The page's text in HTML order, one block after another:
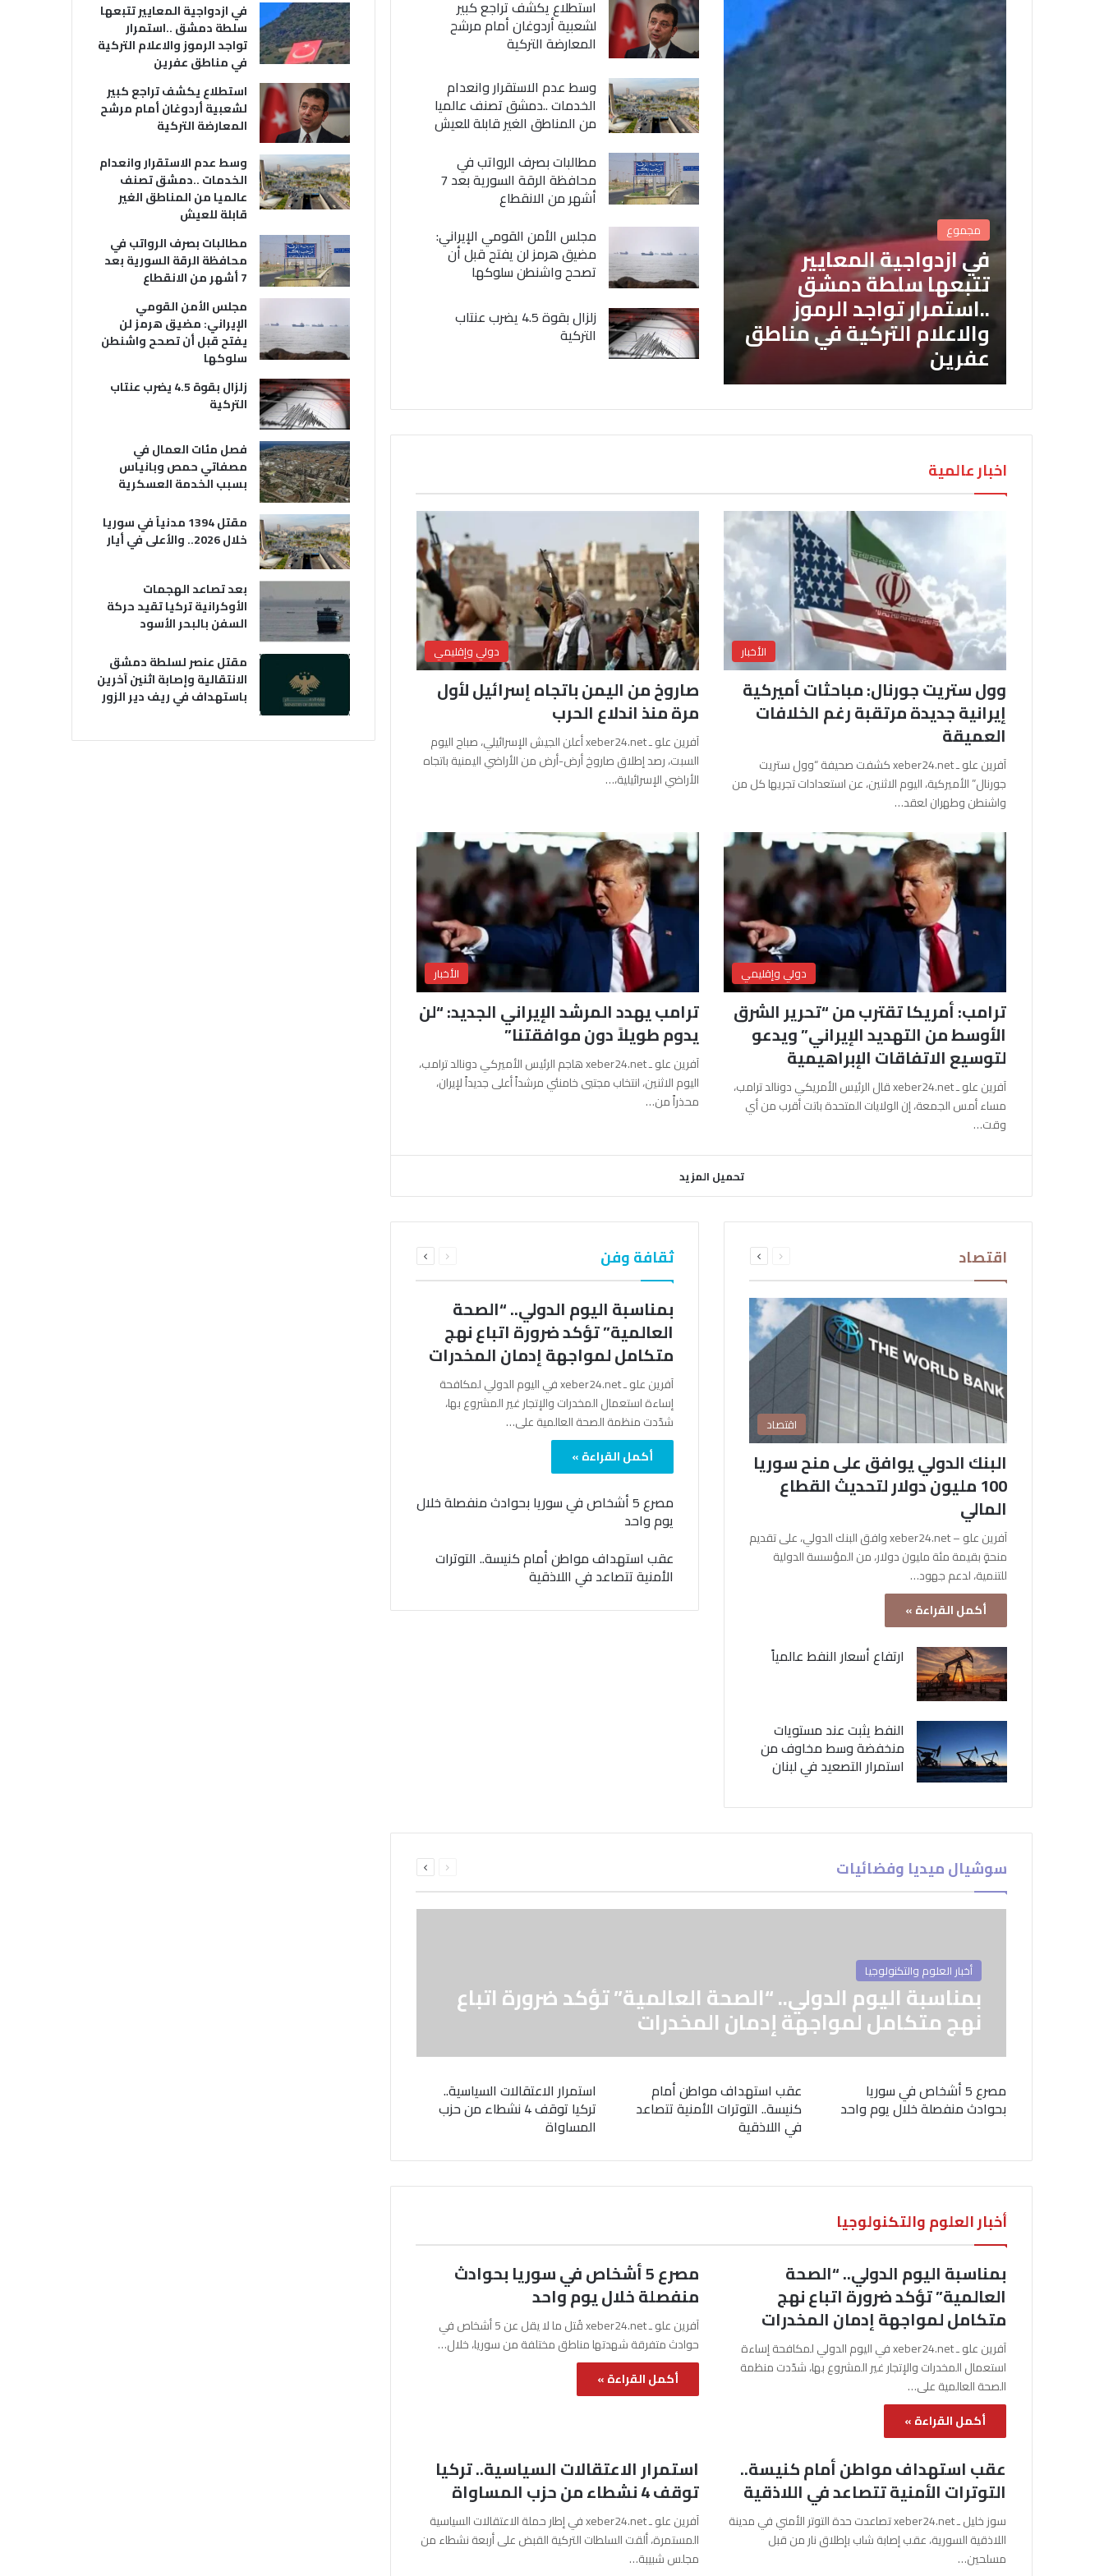
مجموع
في ازدواجية المعايير
تتبعها سلطة دمشق
..استمرار تواجد الرموز
والاعلام التركية في مناطق
عفرين
استطلاع يكشف تراجع كبير
لشعبية أردوغان أمام مرشح
المعارضة التركية
وسط عدم الاستقرار وانعدام
الخدمات ..دمشق تصنف عالميا
من المناطق الغير قابلة للعيش
مطالبات بصرف الرواتب في
محافظة الرقة السورية بعد 7
أشهر من الانقطاع
مجلس الأمن القومي الإيراني:
مضيق هرمز لن يفتح قبل أن
تصحح واشنطن سلوكها
زلزال بقوة 4.5 يضرب عنتاب
التركية
اخبار عالمية
الأخبار
وول ستريت جورنال: مباحثات أميركية
إيرانية جديدة مرتقبة رغم الخلافات
العميقة
آفرين علو ـ xeber24.net كشفت صحيفة “وول ستريت
جورنال” الأميركية، اليوم الاثنين، عن استعدادات تجريها كل من
واشنطن وطهران لعقد…
دولي وإقليمي
صاروخ من اليمن باتجاه إسرائيل لأول
مرة منذ اندلاع الحرب
آفرين علو ـ xeber24.net أعلن الجيش الإسرائيلي، صباح اليوم
السبت، رصد إطلاق صاروخ أرض-أرض من الأراضي اليمنية باتجاه
الأراضي الإسرائيلية،…
دولي وإقليمي
ترامب: أمريكا تقترب من “تحرير الشرق
الأوسط من التهديد الإيراني” ويدعو
لتوسيع الاتفاقات الإبراهيمية
آفرين علو ـ xeber24.net قال الرئيس الأمريكي دونالد ترامب،
مساء أمس الجمعة، إن الولايات المتحدة باتت أقرب من أي
وقت…
الأخبار
ترامب يهدد المرشد الإيراني الجديد: “لن
يدوم طويلاً دون موافقتنا”
آفرين علو ـ xeber24.net هاجم الرئيس الأميركي دونالد ترامب،
اليوم الاثنين، انتخاب مجتبى خامنئي مرشداً أعلى جديداً لإيران،
محذراً من…
تحميل المزيد
اقتصاد الصفحةالصفحة
اقتصاد
البنك الدولي يوافق على منح سوريا
100 مليون دولار لتحديث القطاع
المالي
آفرين علو – xeber24.net وافق البنك الدولي، على تقديم
منحةٍ بقيمة مئة مليون دولار، من المؤسسة الدولية
للتنمية، لدعم جهود…
أكمل القراءة »
ارتفاع أسعار النفط عالمياً
النفط يثبت عند مستويات
منخفضة وسط مخاوف من
استمرار التصعيد في لبنان
ثقافة وفن الصفحةالصفحة
بمناسبة اليوم الدولي.. “الصحة
العالمية” تؤكد ضرورة اتباع نهج
متكامل لمواجهة إدمان المخدرات
آفرين علو ـ xeber24.net في اليوم الدولي لمكافحة
إساءة استعمال المخدرات والإتجار غير المشروع بها،
شدّدت منظمة الصحة العالمية على…
أكمل القراءة »
مصرع 5 أشخاص في سوريا بحوادث منفصلة خلال
يوم واحد
عقب استهداف مواطن أمام كنيسة.. التوترات
الأمنية تتصاعد في اللاذقية
سوشيال ميديا وفضائيات الصفحةالصفحة
أخبار العلوم والتكنولوجيا
بمناسبة اليوم الدولي.. “الصحة العالمية” تؤكد ضرورة اتباع
نهج متكامل لمواجهة إدمان المخدرات
مصرع 5 أشخاص في سوريا
بحوادث منفصلة خلال يوم واحد
عقب استهداف مواطن أمام
كنيسة.. التوترات الأمنية تتصاعد
في اللاذقية
استمرار الاعتقالات السياسية..
تركيا توقف 4 نشطاء من حزب
المساواة
أخبار العلوم والتكنولوجيا
بمناسبة اليوم الدولي.. “الصحة
العالمية” تؤكد ضرورة اتباع نهج
متكامل لمواجهة إدمان المخدرات
آفرين علو ـ xeber24.net في اليوم الدولي لمكافحة إساءة
استعمال المخدرات والإتجار غير المشروع بها، شدّدت منظمة
الصحة العالمية على…
أكمل القراءة »
مصرع 5 أشخاص في سوريا بحوادث
منفصلة خلال يوم واحد
آفرين علو ـ xeber24.net قُتل ما لا يقل عن 5 أشخاص في
حوادث متفرقة شهدتها مناطق مختلفة من سوريا، خلال…
أكمل القراءة »
عقب استهداف مواطن أمام كنيسة..
التوترات الأمنية تتصاعد في اللاذقية
سوز خليل ـ xeber24.net تصاعدت حدة التوتر الأمني في مدينة
اللاذقية السورية، عقب إصابة شاب بإطلاق نار من قبل
مسلحين…
استمرار الاعتقالات السياسية.. تركيا
توقف 4 نشطاء من حزب المساواة
آفرين علو ـ xeber24.net في إطار حملة الاعتقالات السياسية
المستمرة، ألقت السلطات التركية القبض على أربعة نشطاء من
مجلس شبيبة…
في ازدواجية المعايير تتبعها
سلطة دمشق ..استمرار
تواجد الرموز والاعلام التركية
في مناطق عفرين
استطلاع يكشف تراجع كبير
لشعبية أردوغان أمام مرشح
المعارضة التركية
وسط عدم الاستقرار وانعدام
الخدمات ..دمشق تصنف
عالميا من المناطق الغير
قابلة للعيش
مطالبات بصرف الرواتب في
محافظة الرقة السورية بعد
7 أشهر من الانقطاع
مجلس الأمن القومي
الإيراني: مضيق هرمز لن
يفتح قبل أن تصحح واشنطن
سلوكها
زلزال بقوة 4.5 يضرب عنتاب
التركية
فصل مئات العمال في
مصفاتي حمص وبانياس
بسبب الخدمة العسكرية
مقتل 1394 مدنياً في سوريا
خلال 2026.. والأعلى في أيار
بعد تصاعد الهجمات
الأوكرانية تركيا تقيد حركة
السفن بالبحر الأسود
مقتل عنصر لسلطة دمشق
الانتقالية وإصابة اثنين آخرين
باستهداف في ريف دير الزور